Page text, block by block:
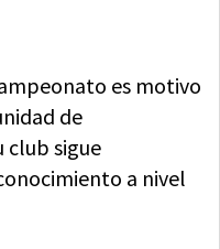
es motivo
de
club sigue
a nivel